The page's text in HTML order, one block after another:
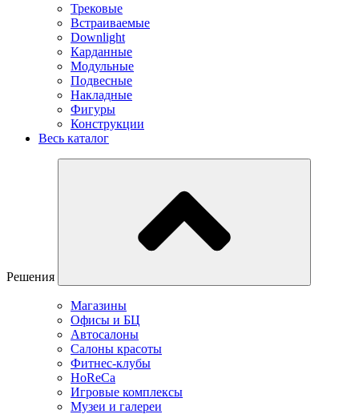
Трековые
Встраиваемые
Downlight
Карданные
Модульные
Подвесные
Накладные
Фигуры
Конструкции
Весь каталог
Решения
Магазины
Офисы и БЦ
Автосалоны
Салоны красоты
Фитнес-клубы
HoReCa
Игровые комплексы
Музеи и галереи